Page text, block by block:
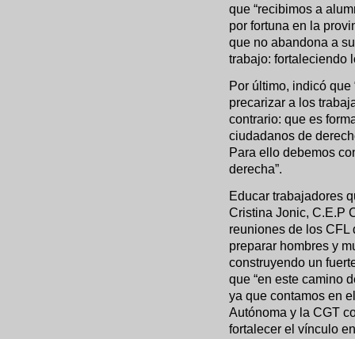
que “recibimos a
por fortuna en la
que no abandona a
trabajo: fortaleciendo
Por último, indicó
precarizar a los
contrario: que es
ciudadanos de
Para ello debemos
derecha”.
Educar trabajadores
Cristina Jonic, C.E.P
reuniones de los CFL
preparar hombres y
construyendo un
que “en este camino
ya que contamos en
Autónoma y la CGT
fortalecer el vínculo